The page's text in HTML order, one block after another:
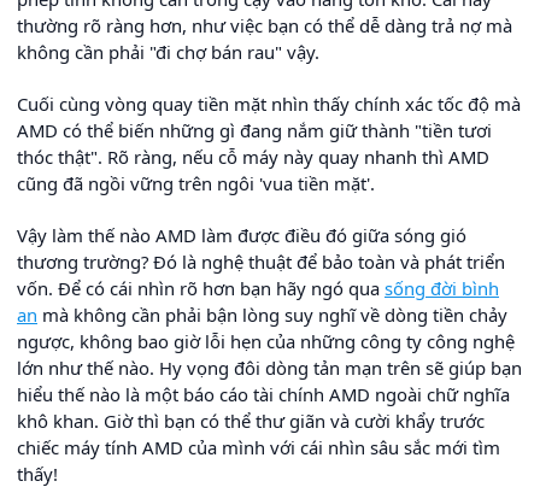
thường rõ ràng hơn, như việc bạn có thể dễ dàng trả nợ mà
không cần phải "đi chợ bán rau" vậy.
Cuối cùng vòng quay tiền mặt nhìn thấy chính xác tốc độ mà
AMD có thể biến những gì đang nắm giữ thành "tiền tươi
thóc thật". Rõ ràng, nếu cỗ máy này quay nhanh thì AMD
cũng đã ngồi vững trên ngôi 'vua tiền mặt'.
Vậy làm thế nào AMD làm được điều đó giữa sóng gió
thương trường? Đó là nghệ thuật để bảo toàn và phát triển
vốn. Để có cái nhìn rõ hơn bạn hãy ngó qua sống đời bình
an mà không cần phải bận lòng suy nghĩ về dòng tiền chảy
ngược, không bao giờ lỗi hẹn của những công ty công nghệ
lớn như thế nào. Hy vọng đôi dòng tản mạn trên sẽ giúp bạn
hiểu thế nào là một báo cáo tài chính AMD ngoài chữ nghĩa
khô khan. Giờ thì bạn có thể thư giãn và cười khẩy trước
chiếc máy tính AMD của mình với cái nhìn sâu sắc mới tìm
thấy!